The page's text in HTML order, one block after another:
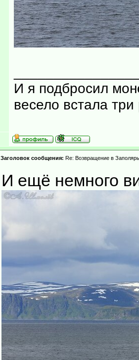
И я подбросил
весело встала
Заголовок сообщения: Re: Возвращение в
И ещё немного